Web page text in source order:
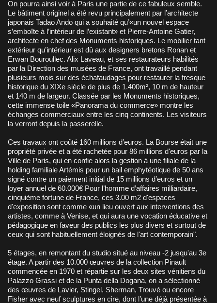
On pourra ainsi voir à Paris une partie de ce fabuleux semble.
Le bâtiment originel a été revu principalement par l’architecte
japonais Tadao Ando qui a souhaité qu’«un nouvel espace
s’emboîte à l’intérieur de l’existant» et Pierre-Antoine Gatier,
architecte en chef des Monuments historiques. Le mobilier tant
extérieur qu’intérieur est dû aux designers bretons Ronan et
Erwan Bouroullec. Alix Laveau, et ses restaurateurs habilités
par la Direction des musées de France, ont travaillé pendant
plusieurs mois sur des échafaudages pour restaurer la fresque
historique du XIXe siècle de plus de 1.400m², 10 m de hauteur
et 140 m de largeur. Classée par les Monuments historiques,
cette immense toile «Panorama du commerce» montre les
échanges commerciaux entre les cinq continents. Les visiteurs
la verront depuis la passerelle.
Ces travaux ont coûté 160 millions d’euros. La Bourse était une
propriété privée et a été rachetée pour 86 millions d'euros par la
Ville de Paris, qui en confie alors la gestion à une filiale de la
holding familiale Artémis pour un bail emphytéotique de 50 ans
signé contre un paiement initial de 15 millions d’euros et un
loyer annuel de 60.000€ Pour l’homme d’affaires milliardaire,
cinquième fortune de France, ces 3.00 m2 d'espaces
d'exposition sont comme «un lieu ouvert aux interventions des
artistes, comme à Venise, et qui aura une vocation éducative et
pédagogique en faveur des publics les plus divers et surtout de
ceux qui sont habituellement éloignés de l'art contemporain".
5 étages, en remontant du studio situé au niveau -2 jusqu'au 3e
étage. A partir des 10.000 œuvres de la collection Pinault
commencée en 1970 et répartie sur les deux sites vénitiens du
Palazzo Grassi et de la Punta della Dogana, on a sélectionné
des œuvres de Lavier, Stingel, Sherman, Trouvé ou encore
Fisher avec neuf sculptures en cire, dont l’une déjà présentée à